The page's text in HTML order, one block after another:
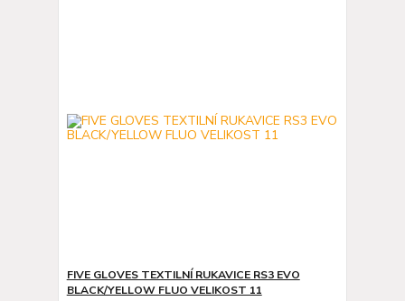
FIVE GLOVES TEXTILNÍ RUKAVICE RS3 EVO
BLACK/YELLOW FLUO VELIKOST 11